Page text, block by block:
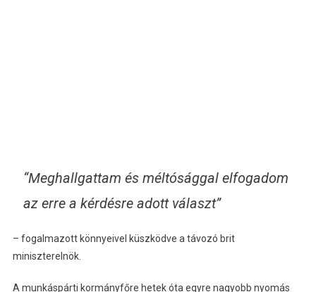
“Meghallgattam és méltósággal elfogadom
az erre a kérdésre adott választ”
– fogalmazott könnyeivel küszködve a távozó brit
miniszterelnök.
A munkáspárti kormányfőre hetek óta egyre nagyobb nyomás